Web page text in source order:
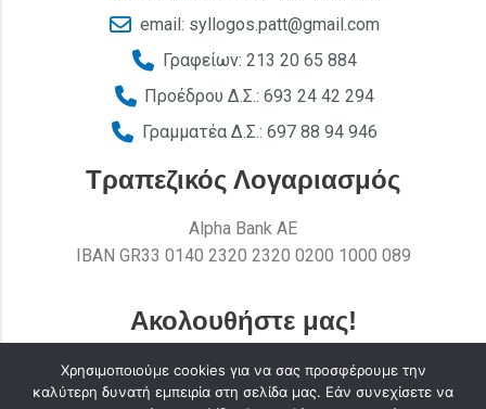
email: syllogos.patt@gmail.com
Γραφείων: 213 20 65 884
Προέδρου Δ.Σ.: 693 24 42 294
Γραμματέα Δ.Σ.: 697 88 94 946
Τραπεζικός Λογαριασμός
Alpha Bank AE
ΙΒΑΝ GR33 0140 2320 2320 0200 1000 089
Ακολουθήστε μας!
Χρησιμοποιούμε cookies για να σας προσφέρουμε την
καλύτερη δυνατή εμπειρία στη σελίδα μας. Εάν συνεχίσετε να